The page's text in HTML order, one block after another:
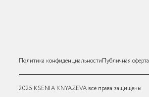
Политика конфиденциальностиПубличная оферта
2025 KSENIA KNYAZEVA все права защищены